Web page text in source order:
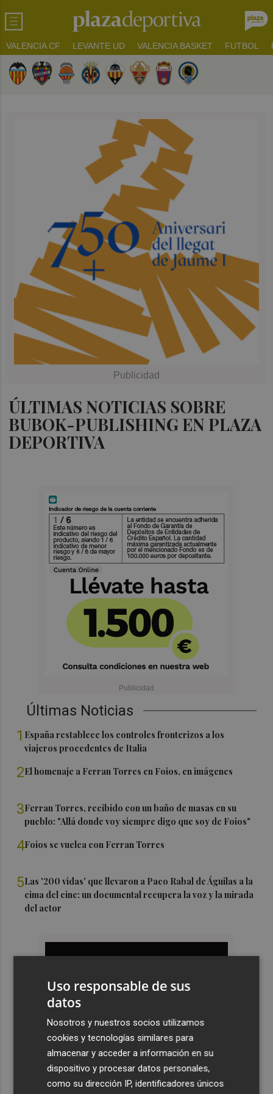
VALENCIA CF LEVANTE UD VALENCIA BASKET FUTBOL
ÚLTIMAS NOTICIAS SOBRE
BUBOK-PUBLISHING EN PLAZA
DEPORTIVA
Últimas Noticias
1 España restablece los controles fronterizos a los
viajeros procedentes de Italia
2El homenaje a Ferran Torres en Foios, en imágenes
3Ferran Torres, recibido con un baño de masas en su
pueblo: "Allá donde voy siempre digo que soy de Foios"
4Foios se vuelca con Ferran Torres
5Las '200 vidas' que llevaron a Paco Rabal de Águilas a la
cima del cine: un documental recupera la voz y la mirada
del actor
Uso responsable de sus
datos
Nosotros y nuestros socios utilizamos
cookies y tecnologías similares para
almacenar y acceder a información en su
dispositivo y procesar datos personales,
como su dirección IP, identificadores únicos